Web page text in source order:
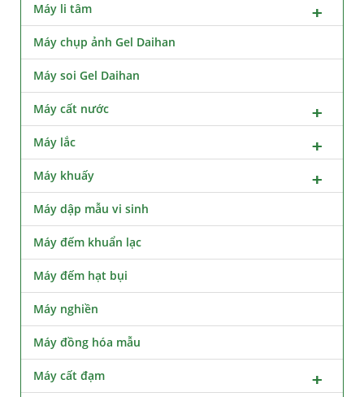
Máy li tâm
Máy chụp ảnh Gel Daihan
Máy soi Gel Daihan
Máy cất nước
Máy lắc
Máy khuấy
Máy dập mẫu vi sinh
Máy đếm khuẩn lạc
Máy đếm hạt bụi
Máy nghiền
Máy đồng hóa mẫu
Máy cất đạm